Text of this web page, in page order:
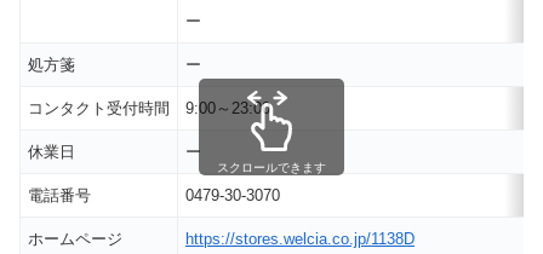
ー
処方箋 ー
コンタクト受付時間 9:00～23:00
休業日 ー
電話番号 0479-30-3070
ホームページ https://stores.welcia.co.jp/1138D
スクロールできます